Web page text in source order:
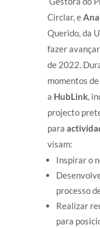
Circlar, e
Querido, da
fazer
de 2022.
momentos
a HubLink,
projecto
para
visam:
Inspirar o
processo
Realizar
para